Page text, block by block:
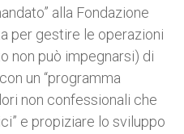
alla Fondazione
per gestire le operazioni
non può impegnarsi) di
un “programma
non confessionali che
e propiziare lo sviluppo